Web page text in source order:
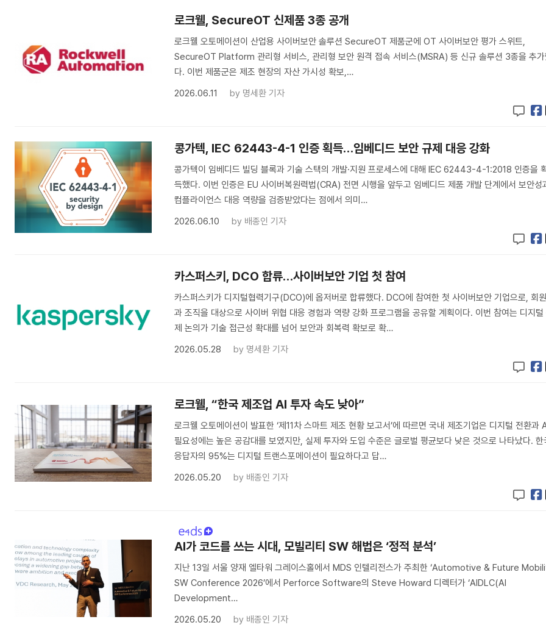
로크웰, SecureOT 신제품 3종 공개
로크웰 오토메이션이 산업용 사이버보안 솔루션 SecureOT 제품군에 OT 사이버보안 평가 스위트,
SecureOT Platform 관리형 서비스, 관리형 보안 원격 접속 서비스(MSRA) 등 신규 솔루션 3종을 추가
다. 이번 제품군은 제조 현장의 자산 가시성 확보,…
2026.06.11
by 명세환 기자
콩가텍, IEC 62443-4-1 인증 획득…임베디드 보안 규제 대응 강화
콩가텍이 임베디드 빌딩 블록과 기술 스택의 개발·지원 프로세스에 대해 IEC 62443-4-1:2018 인증을
득했다. 이번 인증은 EU 사이버복원력법(CRA) 전면 시행을 앞두고 임베디드 제품 개발 단계에서 보안성
컴플라이언스 대응 역량을 검증받았다는 점에서 의미…
2026.06.10
by 배종인 기자
카스퍼스키, DCO 합류…사이버보안 기업 첫 참여
카스퍼스키가 디지털협력기구(DCO)에 옵저버로 합류했다. DCO에 참여한 첫 사이버보안 기업으로, 회
과 조직을 대상으로 사이버 위협 대응 경험과 역량 강화 프로그램을 공유할 계획이다. 이번 참여는 디지털
제 논의가 기술 접근성 확대를 넘어 보안과 회복력 확보로 확…
2026.05.28
by 명세환 기자
로크웰, “한국 제조업 AI 투자 속도 낮아”
로크웰 오토메이션이 발표한 ‘제11차 스마트 제조 현황 보고서’에 따르면 국내 제조기업은 디지털 전환과
필요성에는 높은 공감대를 보였지만, 실제 투자와 도입 수준은 글로벌 평균보다 낮은 것으로 나타났다. 한
응답자의 95%는 디지털 트랜스포메이션이 필요하다고 답…
2026.05.20
by 배종인 기자
AI가 코드를 쓰는 시대, 모빌리티 SW 해법은 ‘정적 분석’
지난 13일 서울 양재 엘타워 그레이스홀에서 MDS 인텔리전스가 주최한 ‘Automotive & Future
SW Conference 2026’에서 Perforce Software의 Steve Howard 디렉터가 ‘AIDLC(AI
Development…
2026.05.20
by 배종인 기자